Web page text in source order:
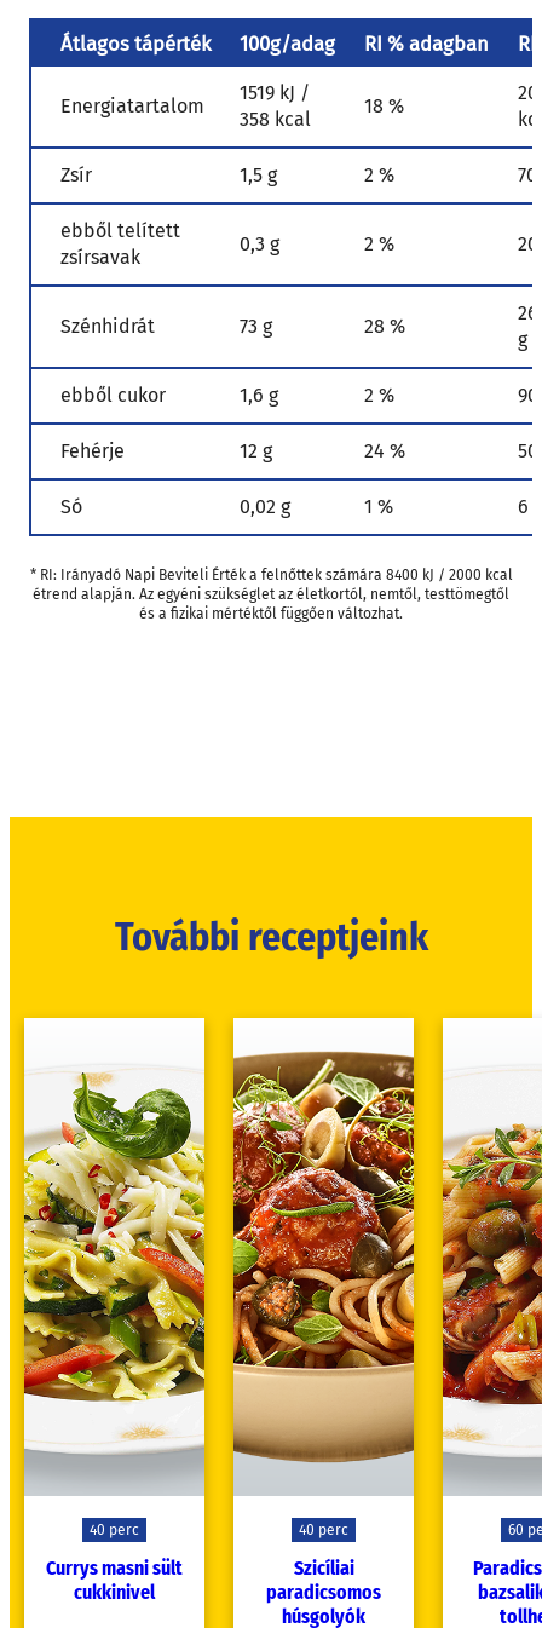
Átlagos tápérték 100g/adag RI % adagban
Energiatartalom
1519 kJ /
358 kcal
18 %
Zsír 1,5 g 2 % 70
ebből telített
zsírsavak
0,3 g 2 % 20
Szénhidrát 73 g 28 %
g
ebből cukor 1,6 g 2 % 90
Fehérje 12 g 24 % 50
Só 0,02 g 1 % 6 g
* RI: Irányadó Napi Beviteli Érték a felnőttek számára 8400 kJ / 2000 kcal
étrend alapján. Az egyéni szükséglet az életkortól, nemtől, testtömegtől
és a fizikai mértéktől függően változhat.
További receptjeink
40 perc
Currys masni sült
cukkinivel
40 perc
Szicíliai
paradicsomos
húsgolyók
60